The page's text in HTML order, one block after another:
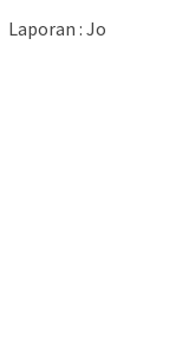
Laporan : Jo